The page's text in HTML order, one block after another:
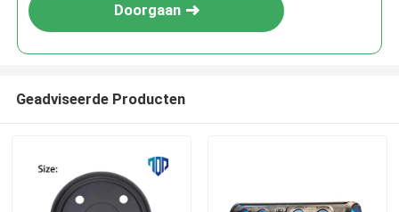
Doorgaan
Geadviseerde Producten